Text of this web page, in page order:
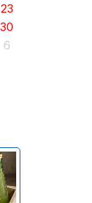
23
30
6
и